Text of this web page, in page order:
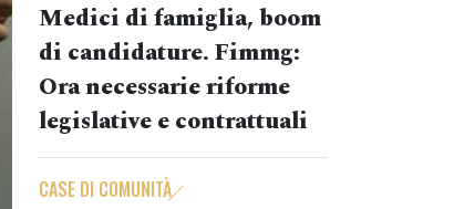
Medici di famiglia, boom
di candidature. Fimmg:
Ora necessarie riforme
legislative e contrattuali
CASE DI COMUNITÀ